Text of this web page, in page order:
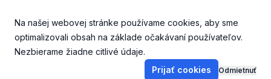
FacebookInstagramYouTubeAplikácia DoKostola -
Aplikácia
Na našej webovej stránke používame cookies, aby sme
optimalizovali obsah na základe očakávaní používateľov.
Nezbierame žiadne citlivé údaje.
Prijať cookies
Odmietnuť